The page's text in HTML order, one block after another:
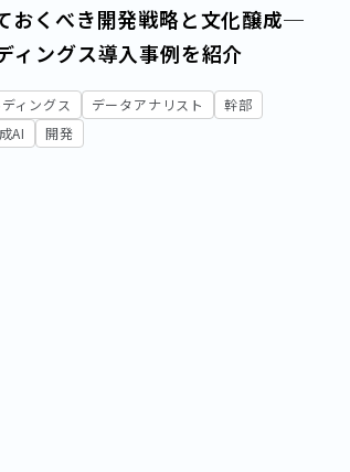
おくべき開発戦略と文化醸成─
ィングス導入事例を紹介
ィングス データアナリスト
幹部
AI 開発